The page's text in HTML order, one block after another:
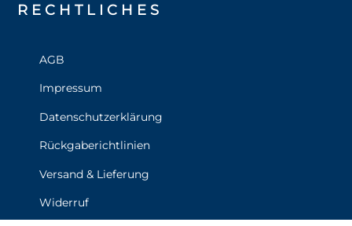
RECHT­LICHES
AGB
Impressum
Datenschutzerklärung
Rückgaberichtlinien
Versand & Lieferung
Widerruf